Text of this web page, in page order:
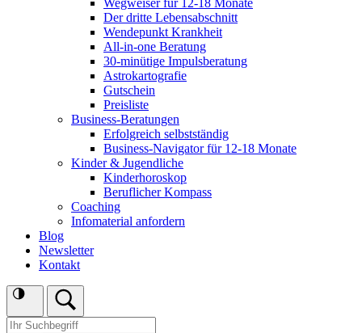
Wegweiser für 12-18 Monate
Der dritte Lebensabschnitt
Wendepunkt Krankheit
All-in-one Beratung
30-minütige Impulsberatung
Astrokartografie
Gutschein
Preisliste
Business-Beratungen
Erfolgreich selbstständig
Business-Navigator für 12-18 Monate
Kinder & Jugendliche
Kinderhoroskop
Beruflicher Kompass
Coaching
Infomaterial anfordern
Blog
Newsletter
Kontakt